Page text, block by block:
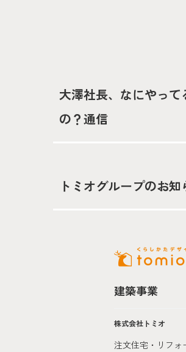
大澤社長、なにやって
の？通信
トミオグループのお知
建築事業
株式会社トミオ
注文住宅・リフォ